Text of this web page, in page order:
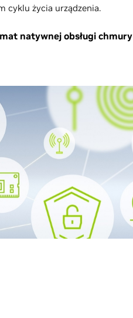
cyklu życia urządzenia.
natywnej obsługi chmury